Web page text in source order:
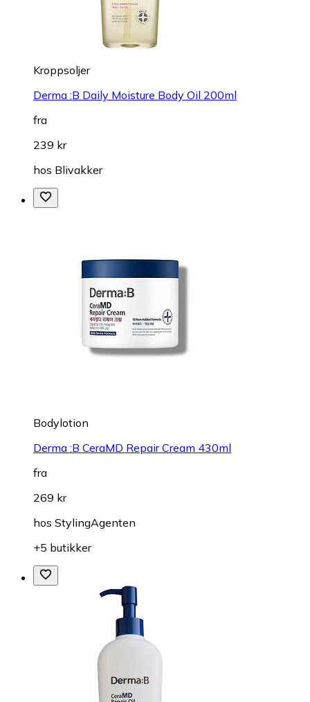
Kroppsoljer
Derma :B Daily Moisture Body Oil 200ml
fra
239 kr
hos Blivakker
Bodylotion
Derma :B CeraMD Repair Cream 430ml
fra
269 kr
hos StylingAgenten
+5 butikker